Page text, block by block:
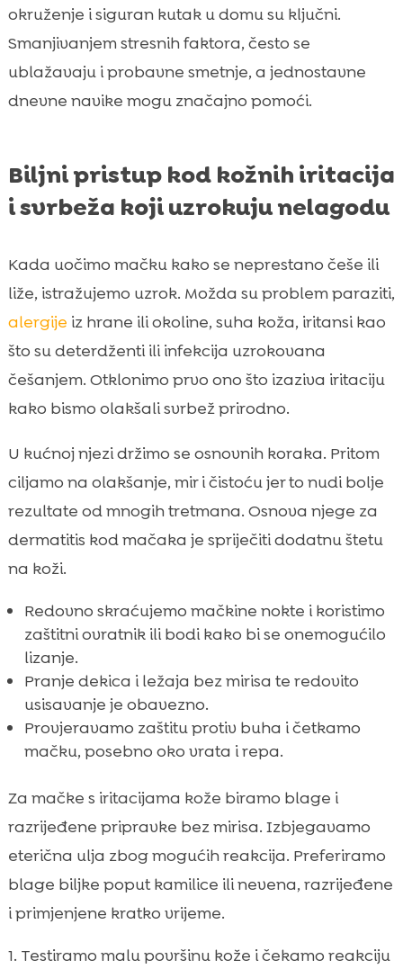
okruženje i siguran kutak u domu su ključni.
Smanjivanjem stresnih faktora, često se
ublažavaju i probavne smetnje, a jednostavne
dnevne navike mogu značajno pomoći.
Biljni pristup kod kožnih iritacija
i svrbeža koji uzrokuju nelagodu
Kada uočimo mačku kako se neprestano češe ili
liže, istražujemo uzrok. Možda su problem paraziti,
alergije iz hrane ili okoline, suha koža, iritansi kao
što su deterdženti ili infekcija uzrokovana
češanjem. Otklonimo prvo ono što izaziva iritaciju
kako bismo olakšali svrbež prirodno.
U kućnoj njezi držimo se osnovnih koraka. Pritom
ciljamo na olakšanje, mir i čistoću jer to nudi bolje
rezultate od mnogih tretmana. Osnova njege za
dermatitis kod mačaka je spriječiti dodatnu štetu
na koži.
Redovno skraćujemo mačkine nokte i koristimo
zaštitni ovratnik ili bodi kako bi se onemogućilo
lizanje.
Pranje dekica i ležaja bez mirisa te redovito
usisavanje je obavezno.
Provjeravamo zaštitu protiv buha i četkamo
mačku, posebno oko vrata i repa.
Za mačke s iritacijama kože biramo blage i
razrijeđene pripravke bez mirisa. Izbjegavamo
eterična ulja zbog mogućih reakcija. Preferiramo
blage biljke poput kamilice ili nevena, razrijeđene
i primjenjene kratko vrijeme.
Testiramo malu površinu kože i čekamo reakciju